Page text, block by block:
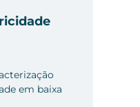
em baixa